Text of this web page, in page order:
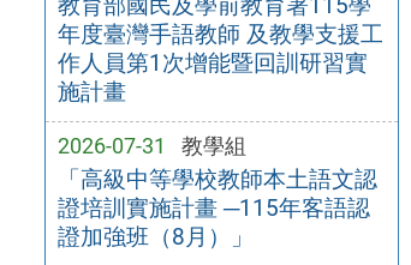
教育部國民及學前教育署115學
年度臺灣手語教師 及教學支援工
作人員第1次增能暨回訓研習實
施計畫
2026-07-31 教學組
「高級中等學校教師本土語文認
證培訓實施計畫 ─115年客語認
證加強班（8月）」